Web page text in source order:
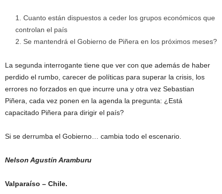
Cuanto están dispuestos a ceder los grupos económicos que
controlan el país
Se mantendrá el Gobierno de Piñera en los próximos meses?
La segunda interrogante tiene que ver con que además de haber
perdido el rumbo, carecer de políticas para superar la crisis, los
errores no forzados en que incurre una y otra vez Sebastian
Piñera, cada vez ponen en la agenda la pregunta: ¿Está
capacitado Piñera para dirigir el país?
Si se derrumba el Gobierno… cambia todo el escenario.
Nelson Agustín Aramburu
Valparaíso – Chile.